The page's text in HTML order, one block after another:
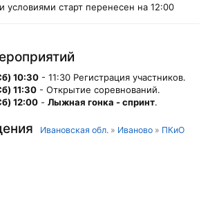
условиями старт перенесен на 12:00
10:30 - 11:30 Регистрация участников.
11:30 - Открытие соревнований.
12:00 - Лыжная гонка - спринт.
Ивановская обл. » Иваново » ПКиО